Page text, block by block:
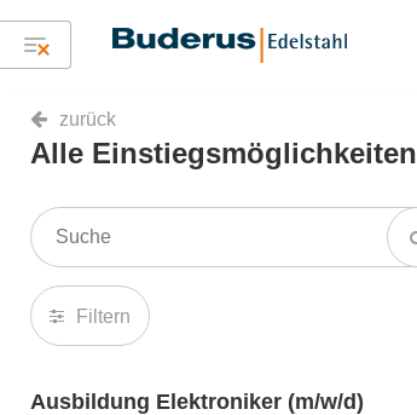
zurück
Alle Einstiegsmöglichkeiten
Filtern
Ausbildung Elektroniker (m/w/d)